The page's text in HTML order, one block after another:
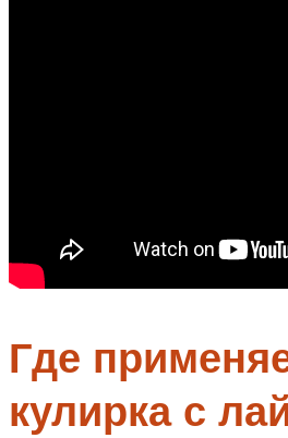
Где
кулирка с